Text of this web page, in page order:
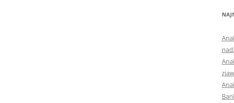
KSIĄŻKI, KTÓRE
NAPISAĆ PRACĘ
JAK
USTNEGO
DYPLOMOWEGO?